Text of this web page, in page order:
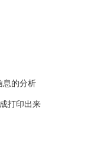
息的分析
打印出来